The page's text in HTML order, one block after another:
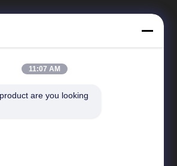
ลิงค์เร็ว
11:07 AM
are you looking